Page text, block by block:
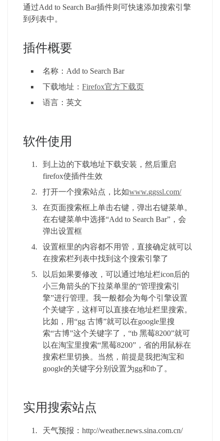
通过Add to Search Bar插件则可快速添加搜索引擎
到列表中。
插件概要
名称：Add to Search Bar
下载地址：Firefox官方下载页
语言：英文
软件使用
到上边的下载地址下载安装，然后重启
firefox使插件生效
打开一个搜索站点，比如www.ggssl.com/
在页面搜索框上单击右键，弹出右键菜单。
在右键菜单中选择“Add to Search Bar”，会
弹出设置框
设置框里的内容都不用管，直接确定就可以
在搜索栏列表中找到这个搜索引擎了
以后如果要修改，可以通过地址栏icon后的
小三角箭头的下拉菜单里的“管理搜索引
擎”进行管理。我一般都会为每个引擎设置
个关键字，这样可以直接在地址栏里搜索。
比如，用“gg 古博”就可以在google里搜
索“古博”这个关键字了，“tb 黑莓8200”就可
以在淘宝里搜索“黑莓8200”，省的用鼠标在
搜索栏里切换。当然，前提是我把淘宝和
google的关键字分别设置为gg和tb了。
实用搜索站点
天气预报：http://weather.news.sina.com.cn/